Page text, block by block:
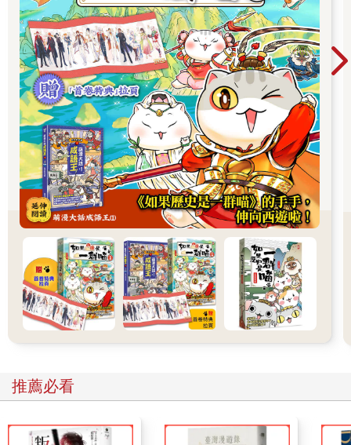
又渺小啊，就像是被漁夫拋回池裡的小魚，待來日長大，足夠肥
美後才值得被烹飪品嚐。現在呢，我不打算用這小小的思緒叨擾
你們，但若你用心聆聽我接下來所說的話，說不定能自己找出那
個微小念頭。
不過，這個思緒再怎麼渺小，終究少不了它與生俱來的神祕感，
一放回腦海中，便變得既重要又令人亢奮，時而跳耀、時而下
沉，左捲右竄，翻騰起洶湧的念頭，一刻也不得平息。於是我疾
步走過草地。就在這時，一名男子的身影猛地出現，攔住了我的
去路。一開始我並沒有發現有個身著燕尾服和晚禮服襯衫的古怪
男子在對我比手畫腳，且筆直朝我衝過來，臉上的表情既驚恐又
憤慨。此時我仰賴的幫助是直覺，而非理智，眼前這人是位儀仗
官，而我呢，是個女人。這裡是一片草坪，一條步道，只有院士
和學者獲准進入此處，而我該走的，是那條碎石路。這想法頃刻
之間就湧上了我的腦海。我雙腳一離開步道，那位儀仗官就放下
了揮舞的雙臂，臉上表情也回覆了慣常的平靜。雖說步道走起來
比碎石路舒服，但走哪條路其實無所謂。對於這些不知道是哪間
學院的院士和學者，我唯一的不滿只有，他們為了保護這片連續
修整了三百多年的草坪，竟嚇得我的小魚們都躲起來了。
我究竟為何如此大膽侵門踏戶呢？現在完全想不起來了。當時我
感到一股祥和之氣，好像一朵白雲般自天堂垂降而下，假使世界
堂，當下的坎坷之感似乎都被撫平了。身軀彷彿存在於一個神奇
的玻璃櫥櫃裡頭，沒有任何聲響能穿透其中，至於心靈嘛，則是
完全擺脫了任何現實的桎梏（除非又擅自亂踩草坪），恣意遨
遊，自由進入當下平和的冥思之中。好巧不巧，此時有幾篇關於
推薦必看